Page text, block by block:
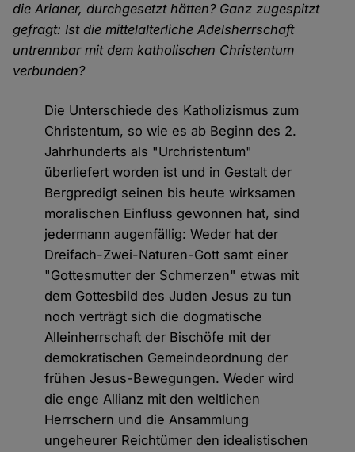
die Arianer, durchgesetzt hätten? Ganz zugespitzt
gefragt: Ist die mittelalterliche Adelsherrschaft
untrennbar mit dem katholischen Christentum
verbunden?
Die Unterschiede des Katholizismus zum
Christentum, so wie es ab Beginn des 2.
Jahrhunderts als "Urchristentum"
überliefert worden ist und in Gestalt der
Bergpredigt seinen bis heute wirksamen
moralischen Einfluss gewonnen hat, sind
jedermann augenfällig: Weder hat der
Dreifach-Zwei-Naturen-Gott samt einer
"Gottesmutter der Schmerzen" etwas mit
dem Gottesbild des Juden Jesus zu tun
noch verträgt sich die dogmatische
Alleinherrschaft der Bischöfe mit der
demokratischen Gemeindeordnung der
frühen Jesus-Bewegungen. Weder wird
die enge Allianz mit den weltlichen
Herrschern und die Ansammlung
ungeheurer Reichtümer den idealistischen